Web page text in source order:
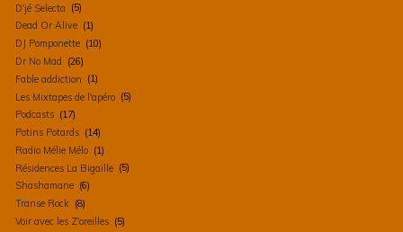
D'jé Selecta (5)
Dead Or Alive (1)
DJ Pomponette (10)
Dr No Mad
(26)
Fable addiction (1)
Les Mixtapes de l'apéro (5)
Podcasts (17)
Potins Potards (14)
Radio Mélie Mélo (1)
Résidences La Bigaille (5)
Shashamane (6)
Transe Rock (8)
Voir avec les Z'oreilles (5)